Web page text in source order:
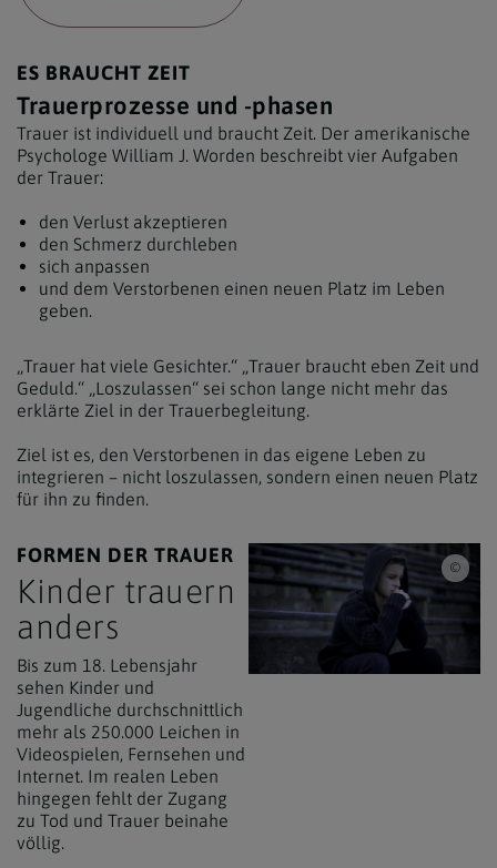
ES BRAUCHT ZEIT
Trauerprozesse und -phasen
Trauer ist individuell und braucht Zeit. Der amerikanische
Psychologe William J. Worden beschreibt vier Aufgaben
der Trauer:
den Verlust akzeptieren
den Schmerz durchleben
sich anpassen
und dem Verstorbenen einen neuen Platz im Leben
geben.
„Trauer hat viele Gesichter.“ „Trauer braucht eben Zeit und
Geduld.“ „Loszulassen“ sei schon lange nicht mehr das
erklärte Ziel in der Trauerbegleitung.
Ziel ist es, den Verstorbenen in das eigene Leben zu
integrieren – nicht loszulassen, sondern einen neuen Platz
für ihn zu finden.
FORMEN DER TRAUER
Kinder trauern
anders
Bis zum 18. Lebensjahr
sehen Kinder und
Jugendliche durchschnittlich
mehr als 250.000 Leichen in
Videospielen, Fernsehen und
Internet. Im realen Leben
hingegen fehlt der Zugang
zu Tod und Trauer beinahe
völlig.